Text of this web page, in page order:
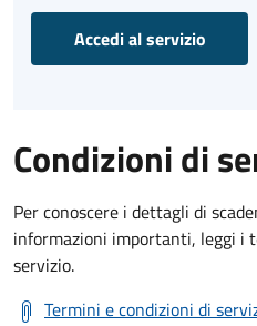
Accedi al servizio
Condizioni di
Per conoscere i dettagli di
informazioni importanti, leggi i
servizio.
Termini e condizioni di